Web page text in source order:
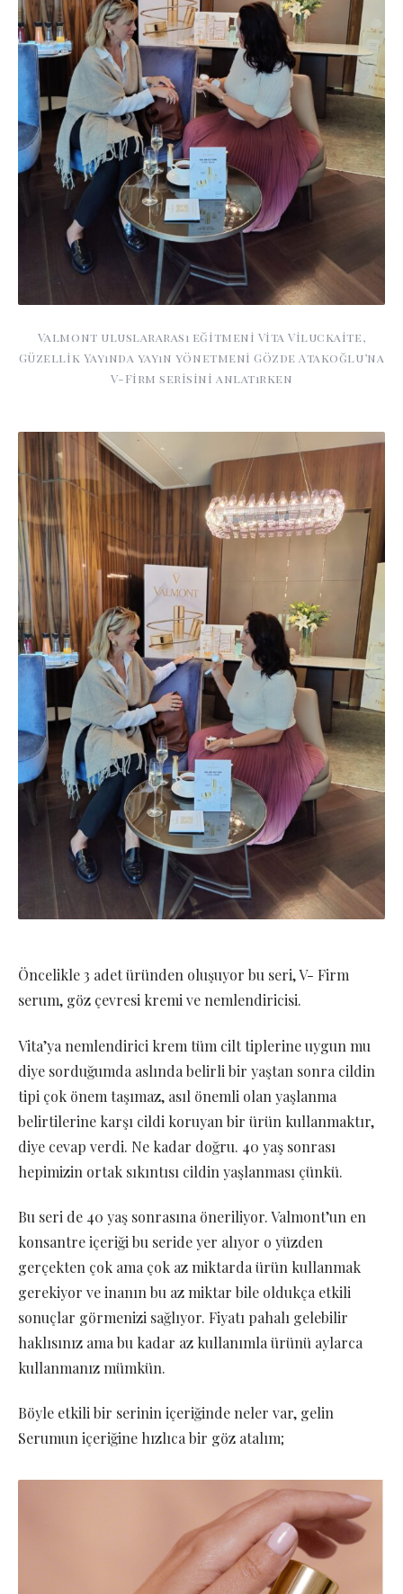
Valmont uluslararası eğitmeni Vita Viluckaite,
Güzellik Yayında yayın yönetmeni Gözde Atakoğlu’na
V-Firm serisini anlatırken
Öncelikle 3 adet üründen oluşuyor bu seri, V- Firm
serum, göz çevresi kremi ve nemlendiricisi.
Vita’ya nemlendirici krem tüm cilt tiplerine uygun mu
diye sorduğumda aslında belirli bir yaştan sonra cildin
tipi çok önem taşımaz, asıl önemli olan yaşlanma
belirtilerine karşı cildi koruyan bir ürün kullanmaktır,
diye cevap verdi. Ne kadar doğru. 40 yaş sonrası
hepimizin ortak sıkıntısı cildin yaşlanması çünkü.
Bu seri de 40 yaş sonrasına öneriliyor. Valmont’un en
konsantre içeriği bu seride yer alıyor o yüzden
gerçekten çok ama çok az miktarda ürün kullanmak
gerekiyor ve inanın bu az miktar bile oldukça etkili
sonuçlar görmenizi sağlıyor. Fiyatı pahalı gelebilir
haklısınız ama bu kadar az kullanımla ürünü aylarca
kullanmanız mümkün.
Böyle etkili bir serinin içeriğinde neler var, gelin
Serumun içeriğine hızlıca bir göz atalım;